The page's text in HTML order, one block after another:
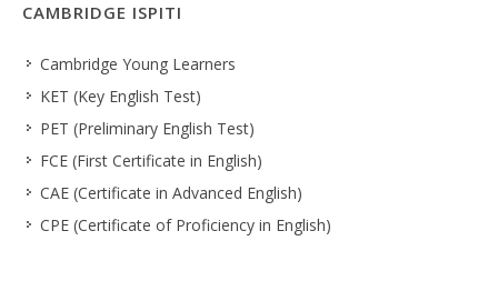
CAMBRIDGE ISPITI
Cambridge Young Learners
KET (Key English Test)
PET (Preliminary English Test)
FCE (First Certificate in English)
CAE (Certificate in Advanced English)
CPE (Certificate of Proficiency in English)